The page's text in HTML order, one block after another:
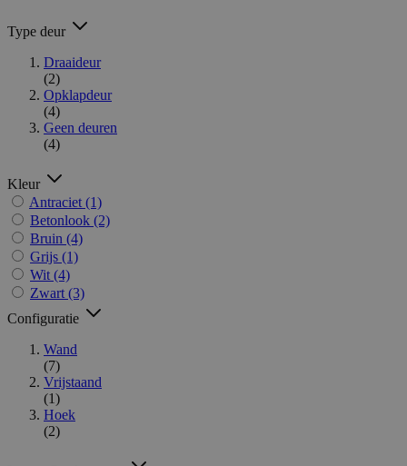
Type deur
Draaideur
(2)
Opklapdeur
(4)
Geen deuren
(4)
Kleur
Antraciet (1)
Betonlook (2)
Bruin (4)
Grijs (1)
Wit (4)
Zwart (3)
Configuratie
Wand
(7)
Vrijstaand
(1)
Hoek
(2)